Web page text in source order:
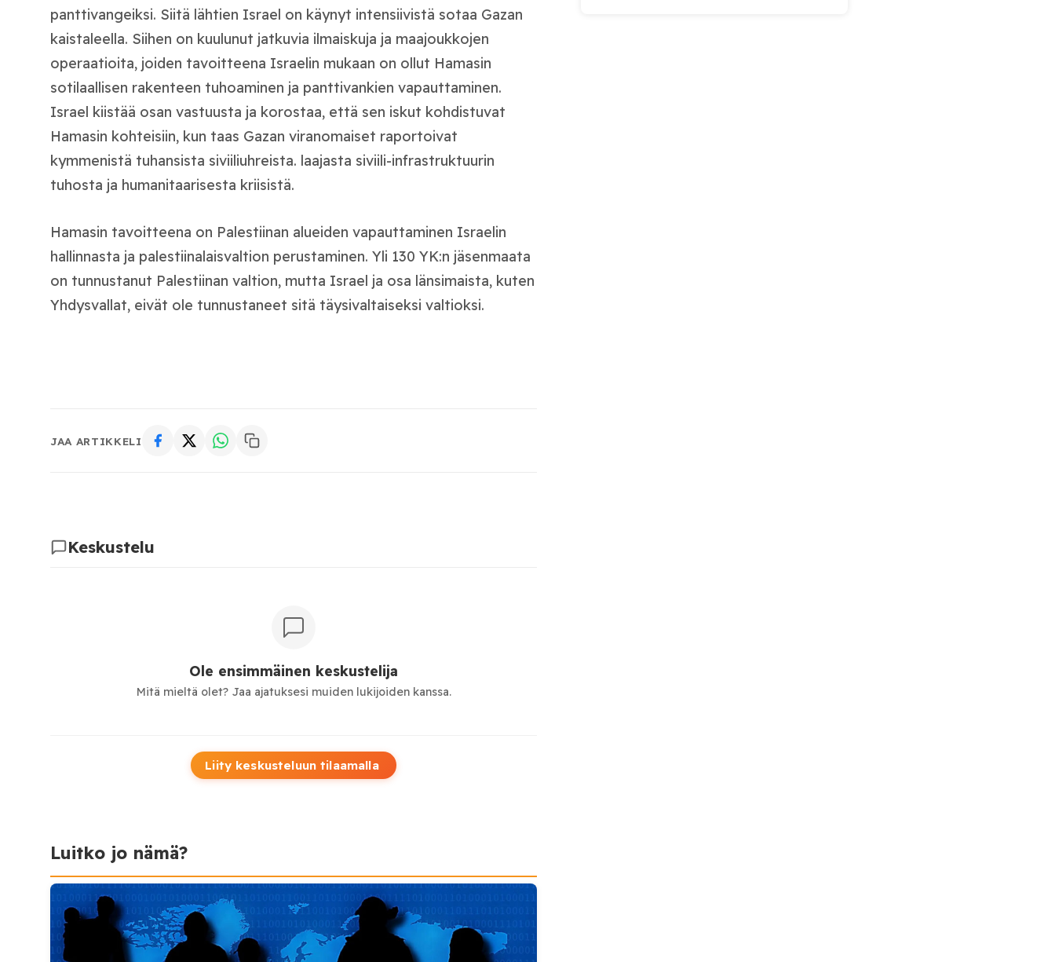
panttivangeiksi. Siitä lähtien Israel on käynyt intensiivistä sotaa Gazan
kaistaleella. Siihen on kuulunut jatkuvia ilmaiskuja ja maajoukkojen
operaatioita, joiden tavoitteena Israelin mukaan on ollut Hamasin
sotilaallisen rakenteen tuhoaminen ja panttivankien vapauttaminen.
Israel kiistää osan vastuusta ja korostaa, että sen iskut kohdistuvat
Hamasin kohteisiin, kun taas Gazan viranomaiset raportoivat
kymmenistä tuhansista siviiliuhreista. laajasta siviili-infrastruktuurin
tuhosta ja humanitaarisesta kriisistä.
Hamasin tavoitteena on Palestiinan alueiden vapauttaminen Israelin
hallinnasta ja palestiinalaisvaltion perustaminen. Yli 130 YK:n jäsenmaata
on tunnustanut Palestiinan valtion, mutta Israel ja osa länsimaista, kuten
Yhdysvallat, eivät ole tunnustaneet sitä täysivaltaiseksi valtioksi.
JAA ARTIKKELI
Keskustelu
Ole ensimmäinen keskustelija
Mitä mieltä olet? Jaa ajatuksesi muiden lukijoiden kanssa.
Liity keskusteluun tilaamalla
Luitko jo nämä?